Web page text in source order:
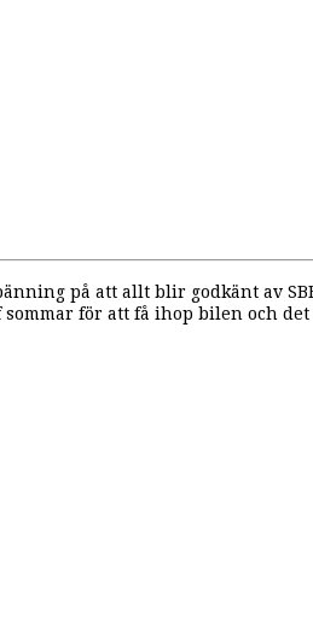
på att allt blir godkänt av
för att få ihop bilen och